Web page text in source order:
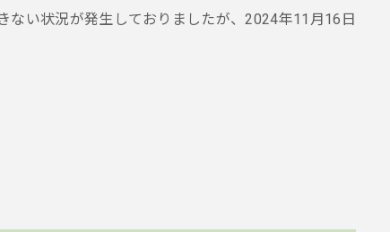
い状況が発生しておりましたが、2024年11月16日